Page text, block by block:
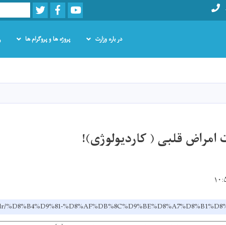
content
Youtube
Facebook
Twitter
Search
در باره وزارت پروژه ها و پروگرام ها
قلبی ( کاردیولوژی)!